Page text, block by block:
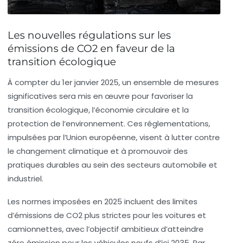
Les nouvelles régulations sur les
émissions de CO2 en faveur de la
transition écologique
À compter du 1er janvier 2025, un ensemble de mesures
significatives sera mis en œuvre pour favoriser la
transition écologique, l’économie circulaire et la
protection de l’environnement. Ces réglementations,
impulsées par l’Union européenne, visent à lutter contre
le changement climatique et à promouvoir des
pratiques durables au sein des secteurs automobile et
industriel.
Les normes imposées en 2025 incluent des limites
d’émissions de CO2plus strictes pour les voitures et
camionnettes, avec l’objectif ambitieux d’atteindre